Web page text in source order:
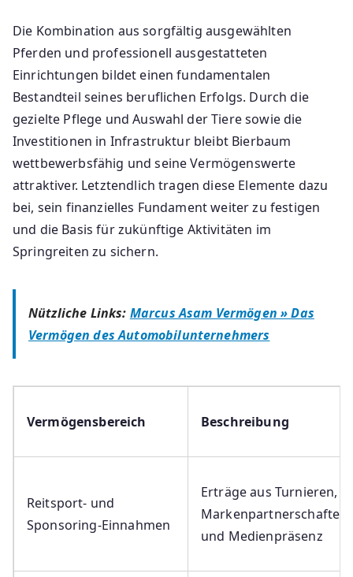
Die Kombination aus sorgfältig ausgewählten
Pferden und professionell ausgestatteten
Einrichtungen bildet einen fundamentalen
Bestandteil seines beruflichen Erfolgs. Durch die
gezielte Pflege und Auswahl der Tiere sowie die
Investitionen in Infrastruktur bleibt Bierbaum
wettbewerbsfähig und seine Vermögenswerte
attraktiver. Letztendlich tragen diese Elemente dazu
bei, sein finanzielles Fundament weiter zu festigen
und die Basis für zukünftige Aktivitäten im
Springreiten zu sichern.
Nützliche Links: Marcus Asam Vermögen » Das
Vermögen des Automobilunternehmers
Vermögensbereich Beschreibung
Reitsport- und
Sponsoring-Einnahmen
Erträge aus Turnieren,
Markenpartnerschaften
und Medienpräsenz